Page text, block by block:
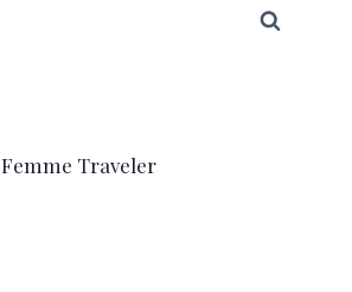
Femme Traveler